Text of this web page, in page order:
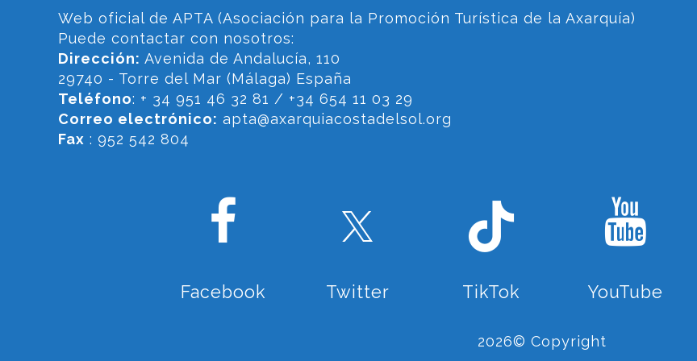
Web oficial de APTA (Asociación para la Promoción Turística de la Axarquía)
Puede contactar con nosotros:
Dirección: Avenida de Andalucía, 110
29740 - Torre del Mar (Málaga) España
Teléfono: + 34 951 46 32 81 / +34 654 11 03 29
Correo electrónico: apta@axarquiacostadelsol.org
Fax : 952 542 804
Facebook Twitter TikTok YouTube
2026© Copyright